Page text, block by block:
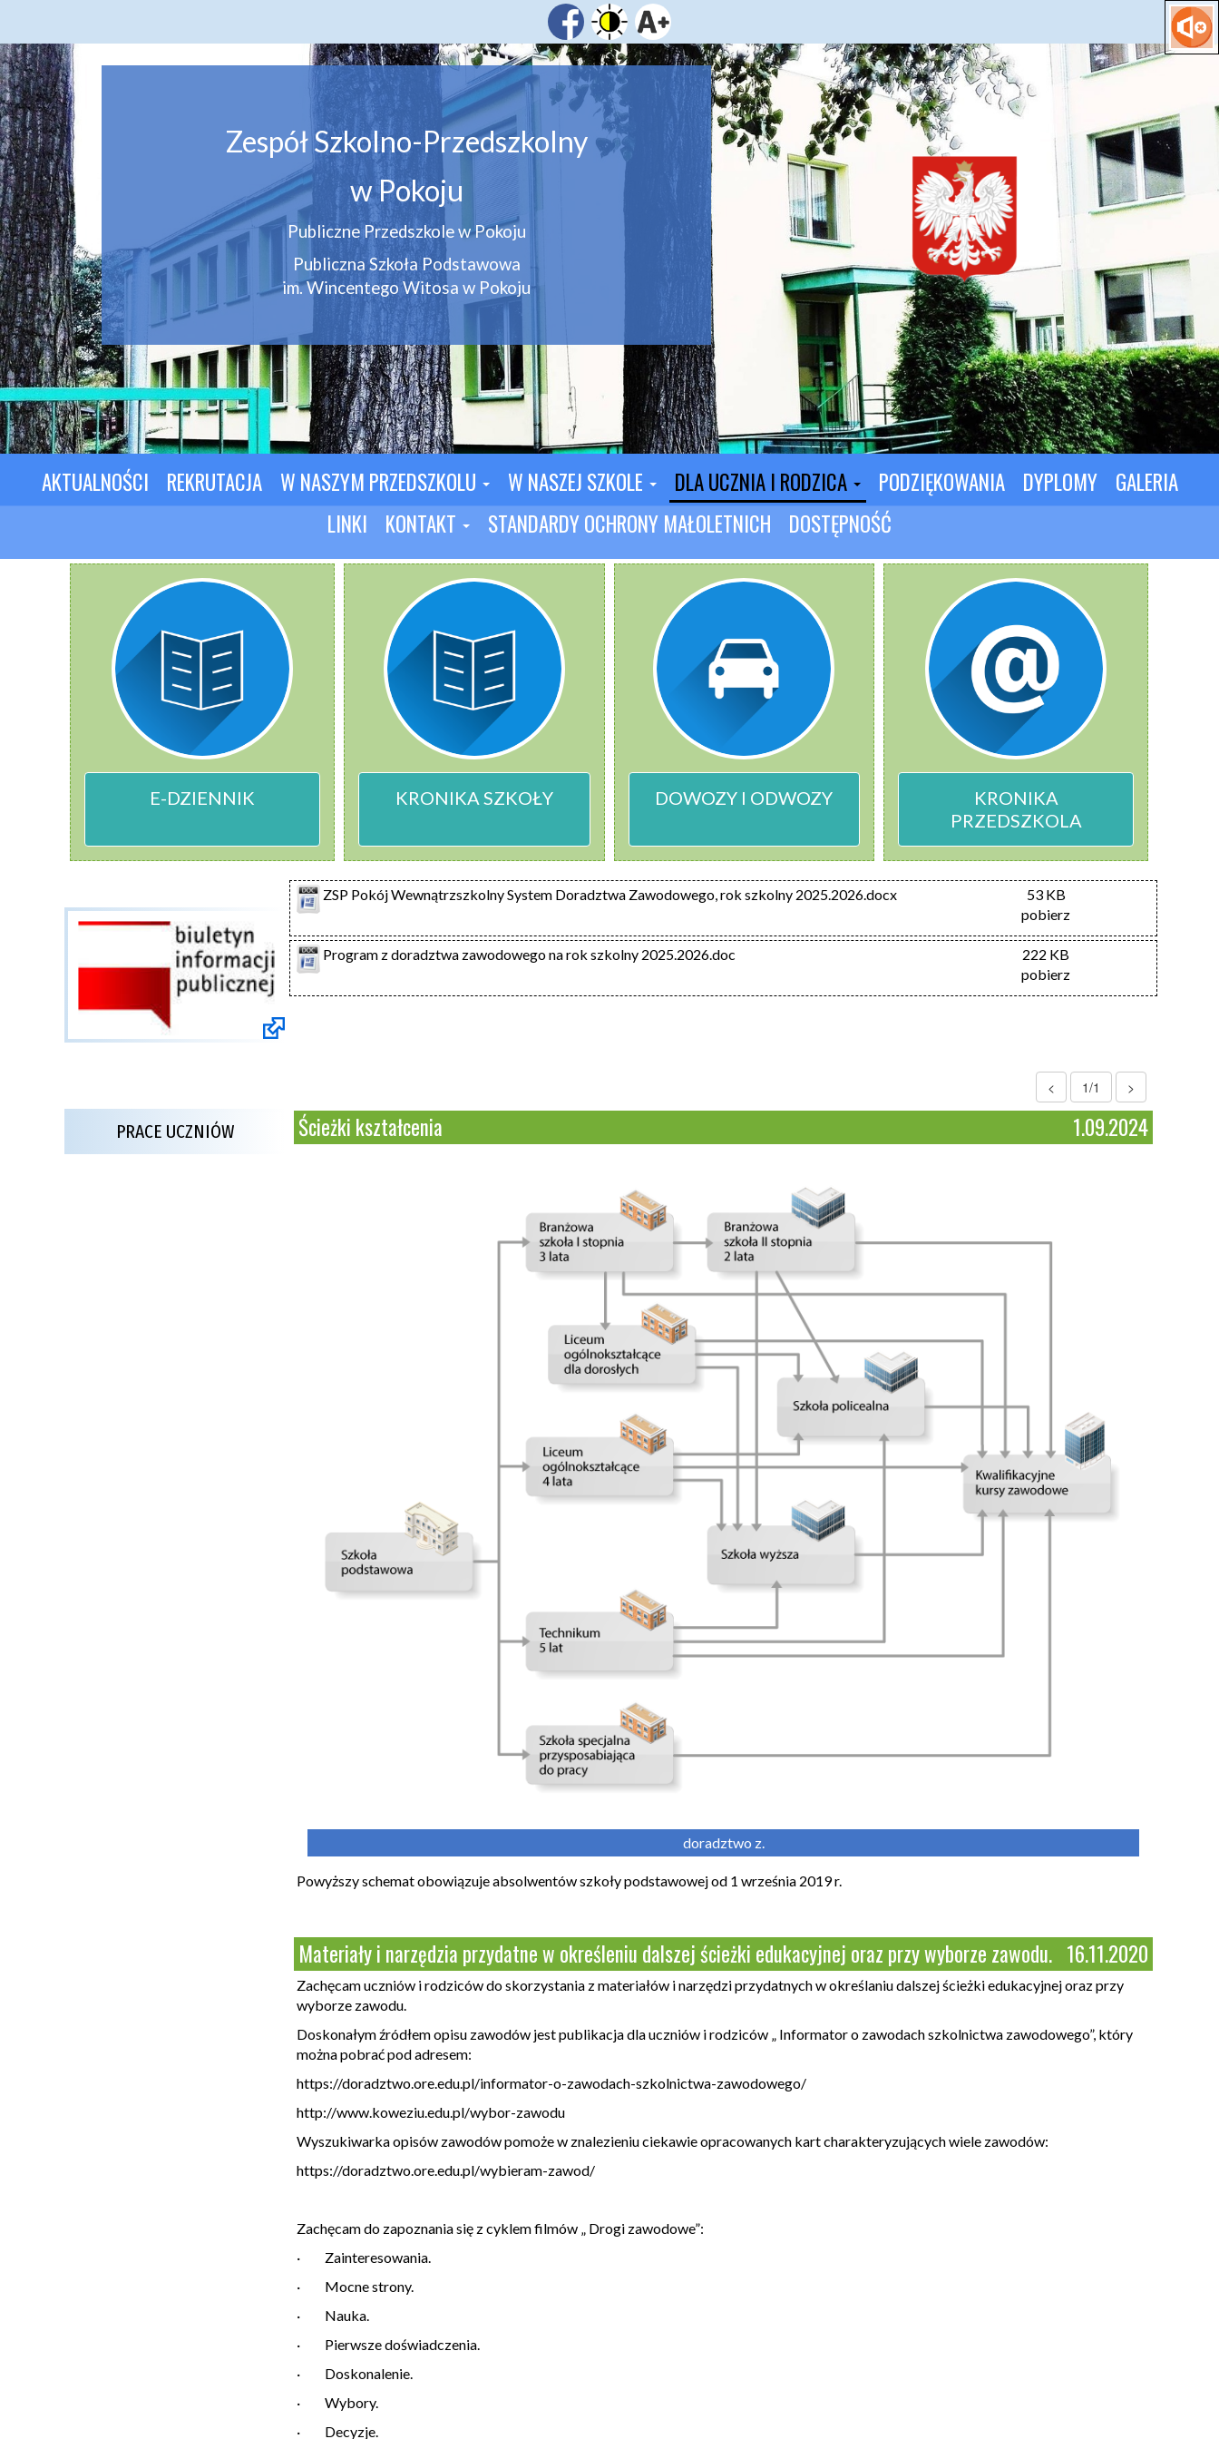
Zespół Szkolno-Przedszkolny
w Pokoju
Publiczne Przedszkole w Pokoju
Publiczna Szkoła Podstawowa
im. Wincentego Witosa w Pokoju
AKTUALNOŚCI REKRUTACJA W NASZYM PRZEDSZKOLU W NASZEJ SZKOLE DLA UCZNIA I RODZICA PODZIĘKOWANIA DYPLOMY
GALERIA
LINKI
KONTAKT STANDARDY OCHRONY MAŁOLETNICH DOSTĘPNOŚĆ
E-DZIENNIK KRONIKA SZKOŁY DOWOZY I ODWOZY
KRONIKA
PRZEDSZKOLA
ZSP Pokój Wewnątrzszkolny System Doradztwa Zawodowego, rok szkolny 2025.2026.docx
53 KB
pobierz
Program z doradztwa zawodowego na rok szkolny 2025.2026.doc
222 KB
pobierz
< 1/1 >
Ścieżki kształcenia 1.09.2024
doradztwo z.
Powyższy schemat obowiązuje absolwentów szkoły podstawowej od 1 września 2019 r.
Materiały i narzędzia przydatne w określeniu dalszej ścieżki edukacyjnej oraz przy wyborze zawodu. 16.11.2020
Zachęcam uczniów i rodziców do skorzystania z materiałów i narzędzi przydatnych w określaniu dalszej ścieżki edukacyjnej oraz przy
wyborze zawodu.
Doskonałym źródłem opisu zawodów jest publikacja dla uczniów i rodziców „ Informator o zawodach szkolnictwa zawodowego”, który
można pobrać pod adresem:
https://doradztwo.ore.edu.pl/informator-o-zawodach-szkolnictwa-zawodowego/
http://www.koweziu.edu.pl/wybor-zawodu
Wyszukiwarka opisów zawodów pomoże w znalezieniu ciekawie opracowanych kart charakteryzujących wiele zawodów:
https://doradztwo.ore.edu.pl/wybieram-zawod/
Zachęcam do zapoznania się z cyklem filmów „ Drogi zawodowe”:
· Zainteresowania.
· Mocne strony.
· Nauka.
· Pierwsze doświadczenia.
· Doskonalenie.
· Wybory.
· Decyzje.
PRACE UCZNIÓW